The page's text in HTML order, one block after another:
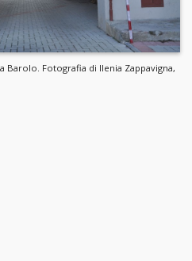
Barolo. Fotografia di Ilenia Zappavigna,